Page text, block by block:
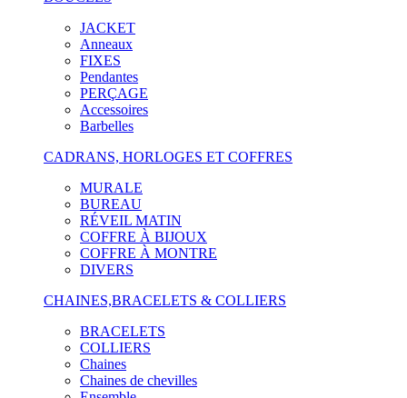
JACKET
Anneaux
FIXES
Pendantes
PERÇAGE
Accessoires
Barbelles
CADRANS, HORLOGES ET COFFRES
MURALE
BUREAU
RÉVEIL MATIN
COFFRE À BIJOUX
COFFRE À MONTRE
DIVERS
CHAINES,BRACELETS & COLLIERS
BRACELETS
COLLIERS
Chaines
Chaines de chevilles